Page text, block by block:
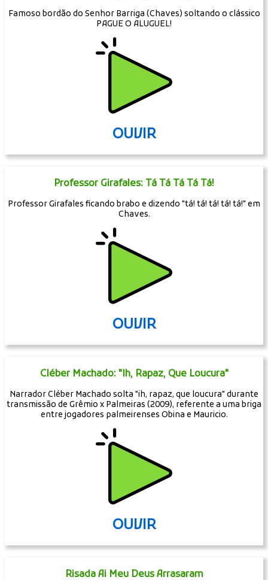
Famoso bordão do Senhor Barriga (Chaves) soltando o clássico
PAGUE O ALUGUEL!
OUVIR
Professor Girafales: Tá Tá Tá Tá Tá!
Professor Girafales ficando brabo e dizendo "tá! tá! tá! tá! tá!" em
Chaves.
OUVIR
Cléber Machado: "Ih, Rapaz, Que Loucura"
Narrador Cléber Machado solta "ih, rapaz, que loucura" durante
transmissão de Grêmio x Palmeiras (2009), referente a uma briga
entre jogadores palmeirenses Obina e Mauricio.
OUVIR
Risada Ai Meu Deus Arrasaram